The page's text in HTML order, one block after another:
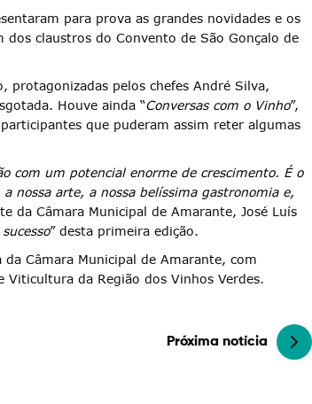
para prova as grandes novidades e os
claustros do Convento de São Gonçalo de
protagonizadas pelos chefes André Silva,
Houve ainda “Conversas com o Vinho”,
que puderam assim reter algumas
com um potencial enorme de crescimento. É o
nossa arte, a nossa belíssima gastronomia e,
da Câmara Municipal de Amarante, José Luís
” desta primeira edição.
Câmara Municipal de Amarante, com
Viticultura da Região dos Vinhos Verdes.
Próxima notícia